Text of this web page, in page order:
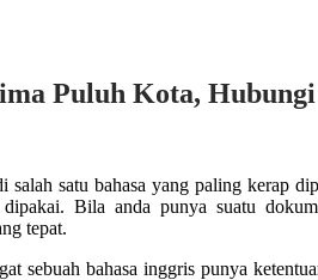
Puluh Kota, Hubungi
salah satu bahasa yang paling kerap
Bila anda punya suatu
tepat.
sebuah bahasa inggris punya